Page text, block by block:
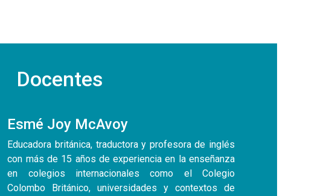
Docentes
Esmé Joy McAvoy
Educadora británica, traductora y profesora de inglés
con más de 15 años de experiencia en la enseñanza
en colegios internacionales como el Colegio
Colombo Británico, universidades y contextos de